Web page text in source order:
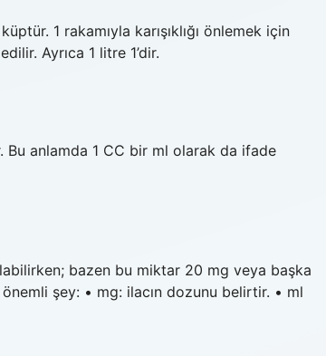
1 rakamıyla karışıklığı önlemek için
Ayrıca 1 litre 1’dir.
Bu anlamda 1 CC bir ml olarak da ifade
bazen bu miktar 20 mg veya başka
şey: • mg: ilacın dozunu belirtir. • ml